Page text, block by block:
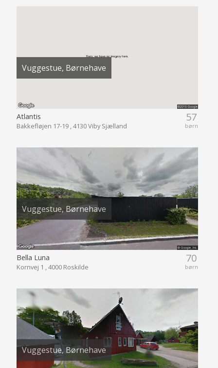
Vuggestue, Børnehave
57
børn
Atlantis
Bakkefløjen 17-19 , 4130 Viby Sjælland
Vuggestue, Børnehave
70
børn
Bella Luna
Kornvej 1 , 4000 Roskilde
Vuggestue, Børnehave